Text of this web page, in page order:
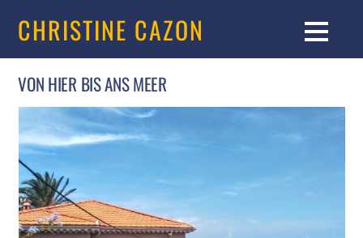
CHRISTINE CAZON
VON HIER BIS ANS MEER